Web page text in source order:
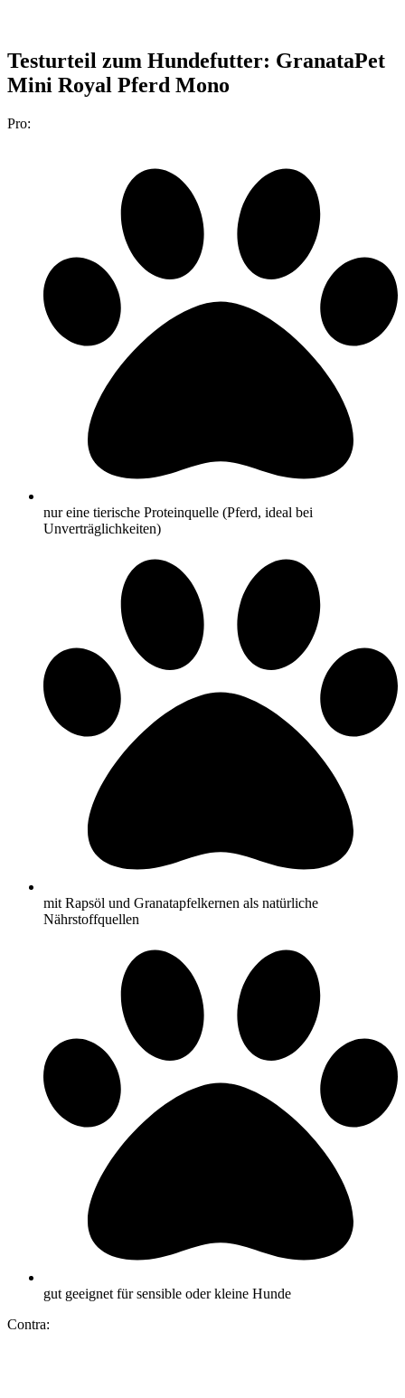
Testurteil zum Hundefutter: GranataPet
Mini Royal Pferd Mono
Pro:
nur eine tierische Proteinquelle (Pferd, ideal bei
Unverträglichkeiten)
mit Rapsöl und Granatapfelkernen als natürliche
Nährstoffquellen
gut geeignet für sensible oder kleine Hunde
Contra: